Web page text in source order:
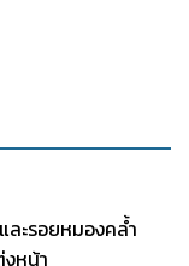
ละรอยหมองคล้ำ
หน้า